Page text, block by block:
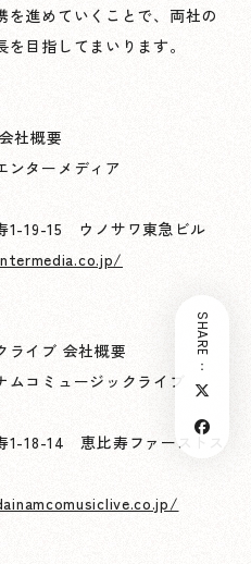
SHARE：
を進めていくことで、両社の
目指してまいります。
社概要
ターメディア
1-19-15 ウノサワ東急ビル
ライブ 会社概要
コミュージックライブ
18-14 恵比寿ファーストス